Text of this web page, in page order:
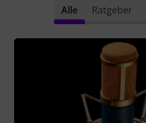
Alle Ratgeber